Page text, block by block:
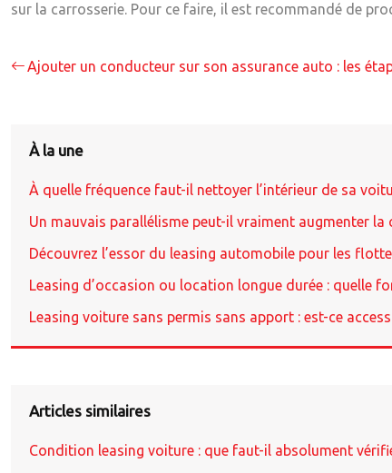
sur la carrosserie. Pour ce faire, il est recommandé de
Ajouter un conducteur sur son assurance auto : les
À la une
À quelle fréquence faut-il nettoyer l’intérieur de sa
Un mauvais parallélisme peut-il vraiment augmenter
Découvrez l’essor du leasing automobile pour les
Leasing d’occasion ou location longue durée : quelle
Leasing voiture sans permis sans apport : est-ce
Articles similaires
Condition leasing voiture : que faut-il absolument